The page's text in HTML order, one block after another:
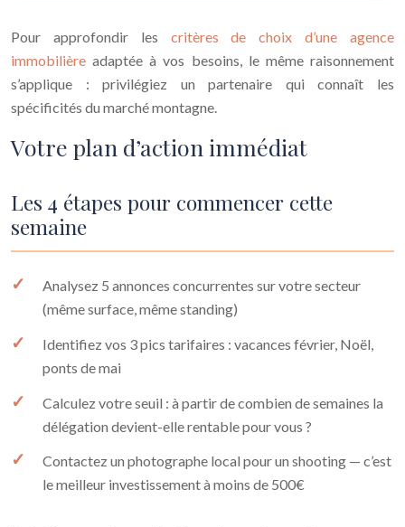
Pour approfondir les critères de choix d’une agence
immobilière adaptée à vos besoins, le même raisonnement
s’applique : privilégiez un partenaire qui connaît les
spécificités du marché montagne.
Votre plan d’action immédiat
Les 4 étapes pour commencer cette
semaine
Analysez 5 annonces concurrentes sur votre secteur
(même surface, même standing)
Identifiez vos 3 pics tarifaires : vacances février, Noël,
ponts de mai
Calculez votre seuil : à partir de combien de semaines la
délégation devient-elle rentable pour vous ?
Contactez un photographe local pour un shooting — c’est
le meilleur investissement à moins de 500€